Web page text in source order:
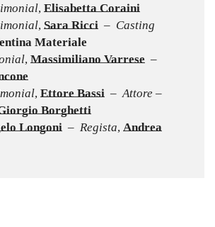
, Elisabetta Coraini
, Sara Ricci – Casting
Materiale
, Massimiliano Varrese –
, Ettore Bassi – Attore –
Borghetti
Longoni – Regista, Andrea